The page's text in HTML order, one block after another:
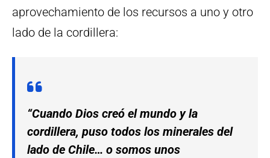
aprovechamiento de los recursos a uno y otro
lado de la cordillera:
“Cuando Dios creó el mundo y la
cordillera, puso todos los minerales del
lado de Chile… o somos unos